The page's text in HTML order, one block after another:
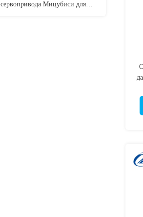
сервопривода Мицубиси для